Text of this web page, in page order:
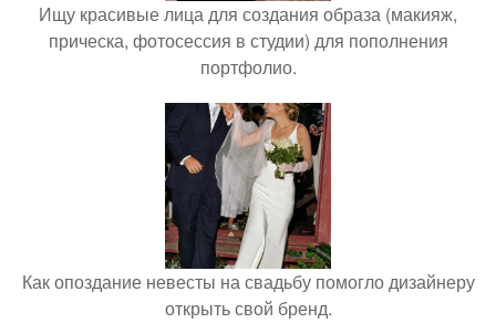
Ищу красивые лица для создания образа (макияж,
прическа, фотосессия в студии) для пополнения
портфолио.
Как опоздание невесты на свадьбу помогло дизайнеру
открыть свой бренд.